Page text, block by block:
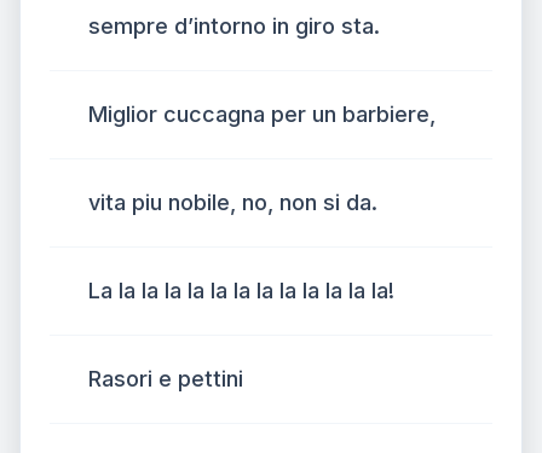
sempre d’intorno in giro sta.
Miglior cuccagna per un barbiere,
vita piu nobile, no, non si da.
La la la la la la la la la la la la la!
Rasori e pettini